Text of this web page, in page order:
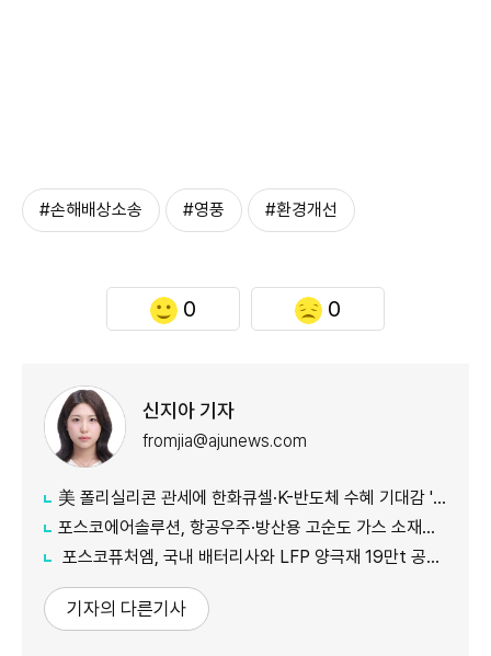
#손해배상소송 #영풍 #환경개선
0 0
신지아 기자
fromjia@ajunews.com
美 폴리실리콘 관세에 한화큐셀·K-반도체 수혜 기대감 '쑥'
포스코에어솔루션, 항공우주·방산용 고순도 가스 소재분야 글로벌 인증 획득
포스코퓨처엠, 국내 배터리사와 LFP 양극재 19만t 공급계약 체결
기자의 다른기사